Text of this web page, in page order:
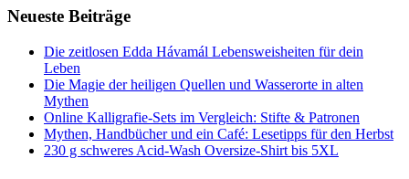
Neueste Beiträge
Die zeitlosen Edda Hávamál Lebensweisheiten für dein
Leben
Die Magie der heiligen Quellen und Wasserorte in alten
Mythen
Online Kalligrafie‑Sets im Vergleich: Stifte & Patronen
Mythen, Handbücher und ein Café: Lesetipps für den Herbst
230 g schweres Acid-Wash Oversize-Shirt bis 5XL